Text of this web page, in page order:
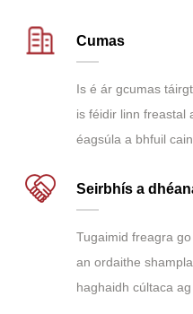
Cumas
Is é ár gcumas
is féidir linn freastal
éagsúla a bhfuil
Seirbhís a
Tugaimid freagra
an ordaithe
haghaidh cúltaca